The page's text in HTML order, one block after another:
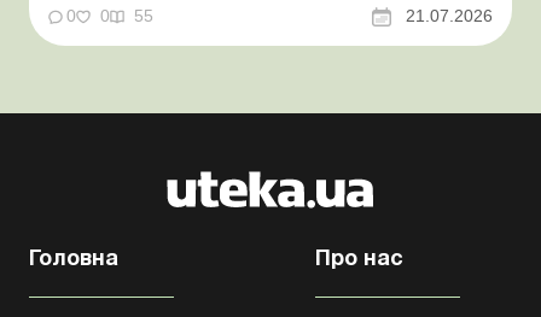
відстрочки від призову під час мобілізації удосконалено
Кабмін утворив Координаційний центр з організації
бронювання військовозобов’язаних Верховна ...
0 0 55 21.07.2026
Головна Про нас